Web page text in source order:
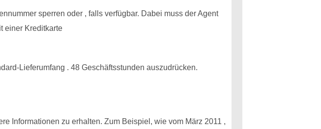
sperren oder , falls verfügbar. Dabei muss der Agent
einer Kreditkarte
Lieferumfang . 48 Geschäftsstunden auszudrücken.
Informationen zu erhalten. Zum Beispiel, wie vom März 2011 ,